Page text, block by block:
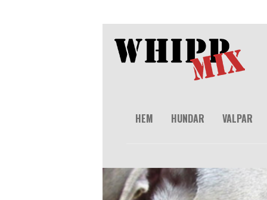
HEM HUNDAR VALPAR